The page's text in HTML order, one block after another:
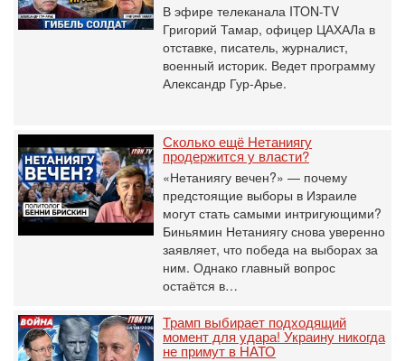
В эфире телеканала ITON-TV
Григорий Тамар, офицер ЦАХАЛа в
отставке, писатель, журналист,
военный историк. Ведет программу
Александр Гур-Арье.
Сколько ещё Нетаниягу
продержится у власти?
«Нетаниягу вечен?» — почему
предстоящие выборы в Израиле
могут стать самыми интригующими?
Биньямин Нетаниягу снова уверенно
заявляет, что победа на выборах за
ним. Однако главный вопрос
остаётся в…
Трамп выбирает подходящий
момент для удара! Украину никогда
не примут в НАТО